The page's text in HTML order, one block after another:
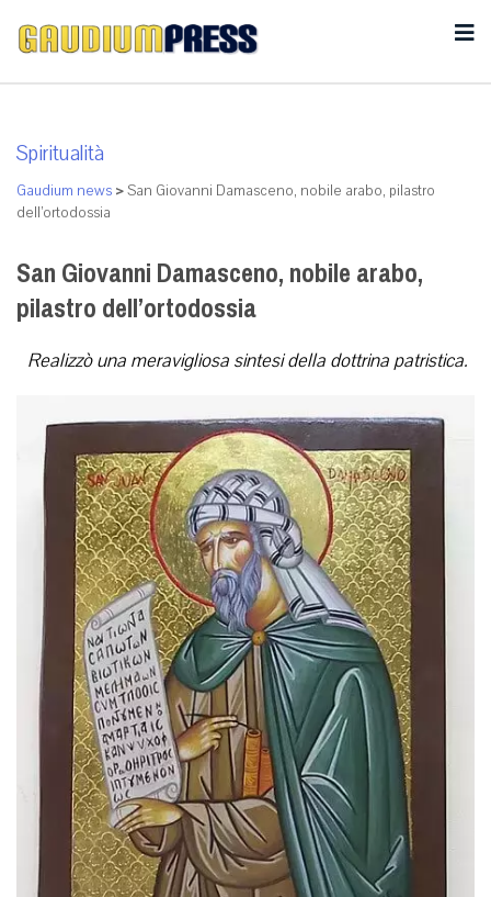
Spiritualità
Gaudium news >San Giovanni Damasceno, nobile arabo, pilastro
dell’ortodossia
San Giovanni Damasceno, nobile arabo,
pilastro dell’ortodossia
Realizzò una meravigliosa sintesi della dottrina patristica.